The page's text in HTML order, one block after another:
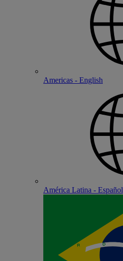
Americas - English
América Latina - Español